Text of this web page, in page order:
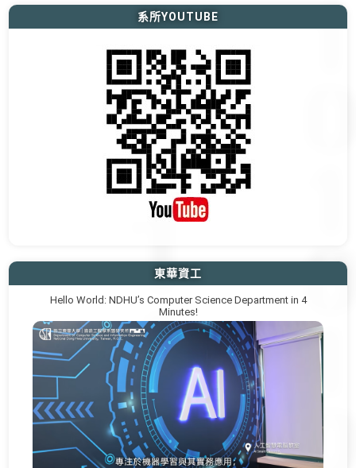
系所YOUTUBE
東華資工
Hello World: NDHU’s Computer Science Department in 4
Minutes!